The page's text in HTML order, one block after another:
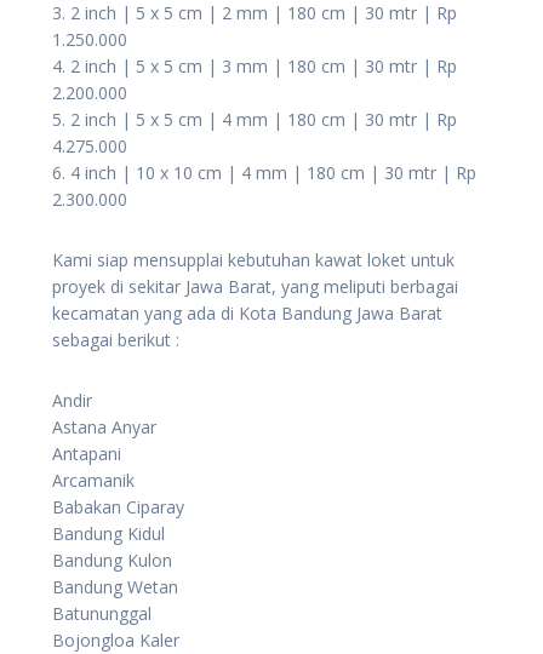
3. 2 inch | 5 x 5 cm | 2 mm | 180 cm | 30 mtr | Rp
1.250.000
4. 2 inch | 5 x 5 cm | 3 mm | 180 cm | 30 mtr | Rp
2.200.000
5. 2 inch | 5 x 5 cm | 4 mm | 180 cm | 30 mtr | Rp
4.275.000
6. 4 inch | 10 x 10 cm | 4 mm | 180 cm | 30 mtr | Rp
2.300.000
Kami siap mensupplai kebutuhan kawat loket untuk
proyek di sekitar Jawa Barat, yang meliputi berbagai
kecamatan yang ada di Kota Bandung Jawa Barat
sebagai berikut :
Andir
Astana Anyar
Antapani
Arcamanik
Babakan Ciparay
Bandung Kidul
Bandung Kulon
Bandung Wetan
Batununggal
Bojongloa Kaler